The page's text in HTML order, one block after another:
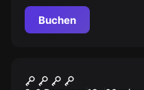
Buchen
Dream Hackers